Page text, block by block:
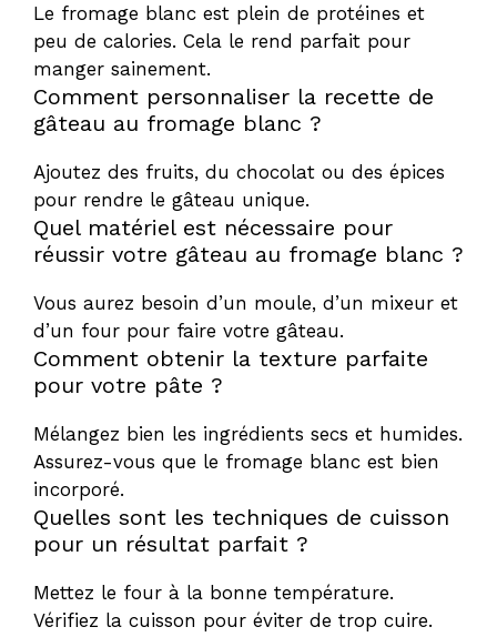
Le fromage blanc est plein de protéines et
peu de calories. Cela le rend parfait pour
manger sainement.
Comment personnaliser la recette de
gâteau au fromage blanc ?
Ajoutez des fruits, du chocolat ou des épices
pour rendre le gâteau unique.
Quel matériel est nécessaire pour
réussir votre gâteau au fromage blanc ?
Vous aurez besoin d’un moule, d’un mixeur et
d’un four pour faire votre gâteau.
Comment obtenir la texture parfaite
pour votre pâte ?
Mélangez bien les ingrédients secs et humides.
Assurez-vous que le fromage blanc est bien
incorporé.
Quelles sont les techniques de cuisson
pour un résultat parfait ?
Mettez le four à la bonne température.
Vérifiez la cuisson pour éviter de trop cuire.